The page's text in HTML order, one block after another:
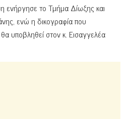
ενήργησε το Τμήμα Δίωξης και
ενώ η δικογραφία που
υποβληθεί στον κ. Εισαγγελέα